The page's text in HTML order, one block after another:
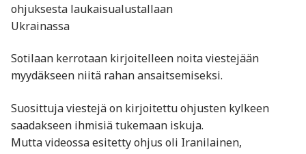
ohjuksesta laukaisualustallaan
Ukrainassa
Sotilaan kerrotaan kirjoitelleen noita viestejään
myydäkseen niitä rahan ansaitsemiseksi.
Suosittuja viestejä on kirjoitettu ohjusten kylkeen
saadakseen ihmisiä tukemaan iskuja.
Mutta videossa esitetty ohjus oli Iranilainen,